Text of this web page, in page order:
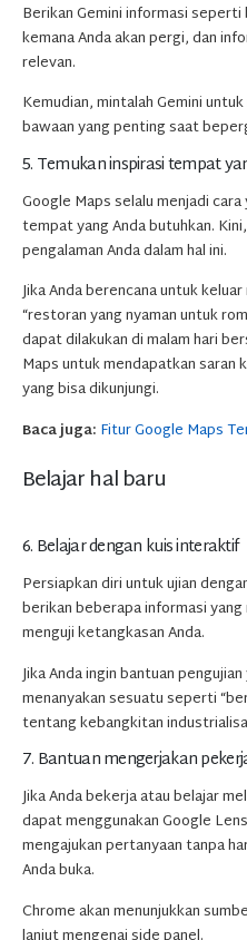
Berikan Gemini informasi
kemana Anda akan pergi, dan
relevan.
Kemudian, mintalah Gemini
bawaan yang penting saat
5. Temukan inspirasi tempat
Google Maps selalu menjadi
tempat yang Anda butuhkan.
pengalaman Anda dalam hal ini.
Jika Anda berencana untuk
“restoran yang nyaman untuk
dapat dilakukan di malam hari
Maps untuk mendapatkan
yang bisa dikunjungi.
Baca juga: Fitur Google Maps
Belajar hal baru
6. Belajar dengan kuis interaktif
Persiapkan diri untuk ujian
berikan beberapa informasi
menguji ketangkasan Anda.
Jika Anda ingin bantuan
menanyakan sesuatu seperti
tentang kebangkitan
7. Bantuan mengerjakan
Jika Anda bekerja atau belajar
dapat menggunakan Google
mengajukan pertanyaan tanpa
Anda buka.
Chrome akan menunjukkan